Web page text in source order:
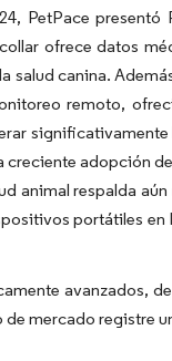
PetPace
ofrece datos
canina.
remoto,
creciente adopción de
animal respalda
portátiles
avanzados,
mercado registre